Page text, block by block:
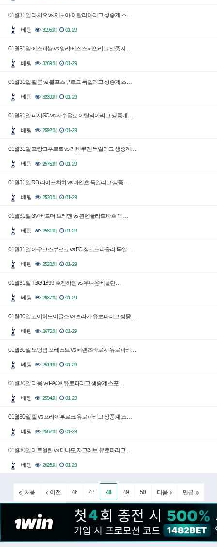
01월31일 라치오 vs 제노아 이탈리아리그 생중계,스…
베팅 3195회 01-29
01월31일 에스파뇰 vs 알라베스 스페인리그 생중계,…
베팅 3269회 01-29
01월31일 쾰른 vs 볼프스부르크 독일리그 생중계,스…
베팅 3239회 01-29
01월31일 피사SC vs 사수올로 이탈리아리그 생중계…
베팅 2592회 01-29
01월31일 프랑크푸르트 vs 레버쿠젠 독일리그 생중계…
베팅 2575회 01-29
01월31일 RB 라이프치히 vs 마인츠 독일리그 생중…
베팅 2520회 01-29
01월31일 SV 베르더 브레멘 vs 묀헨글라트바흐 독…
베팅 2581회 01-29
01월31일 아우크스부르크 vs FC 장크트파울리 독일…
베팅 2523회 01-29
01월31일 TSG 1899 호펜하임 vs 우니온베를린…
베팅 2637회 01-29
01월30일 고어헤드이글스 vs 브라가 유로파리그 생중…
베팅 2675회 01-29
01월30일 노팅엄 포레스트 vs 페렌츠바로시 유로파리…
베팅 2514회 01-29
01월30일 리옹 vs PAOK 유로파리그 생중계,스포…
베팅 2594회 01-29
01월30일 릴 vs 프라이부르크 유로파리그 생중계,스…
베팅 2562회 01-29
01월30일 미트윌란 vs 디나모 자그레브 유로파리그 …
베팅 2626회 01-29
처음 이전 46 47 48 49 50 다음 맨끝